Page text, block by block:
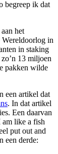
begreep ik dat
het
Wereldoorlog in
in staking
13 miljoen
pakken wilde
een artikel dat
. In dat artikel
Een daarvan
am like a fish
put out and
een derde: